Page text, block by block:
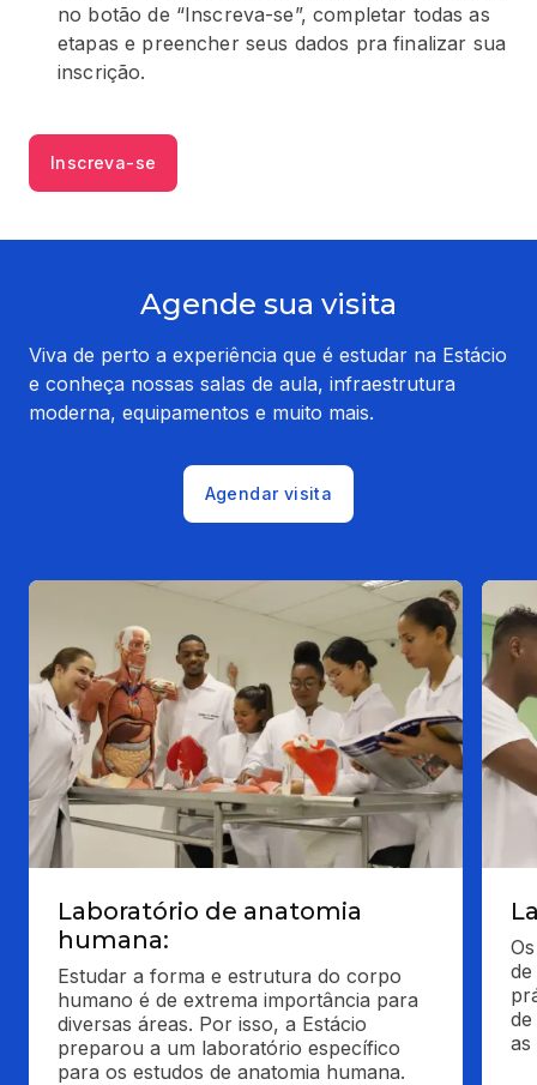
no botão de “Inscreva-se”, completar todas as
etapas e preencher seus dados pra finalizar sua
inscrição.
Inscreva-se
Agende sua visita
Viva de perto a experiência que é estudar na Estácio
e conheça nossas salas de aula, infraestrutura
moderna, equipamentos e muito mais.
Agendar visita
Laboratório de anatomia
humana:
Estudar a forma e estrutura do corpo
humano é de extrema importância para
diversas áreas. Por isso, a Estácio
preparou a um laboratório específico
para os estudos de anatomia humana.
as